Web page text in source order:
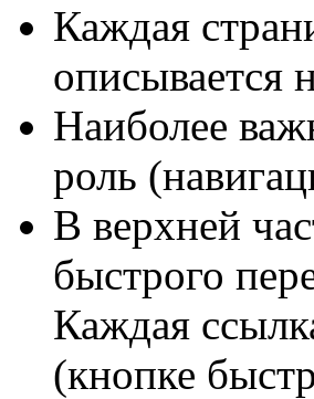
Каждая
описывается
Наиболее
роль
В верхней
быстрого
Каждая
(кнопке